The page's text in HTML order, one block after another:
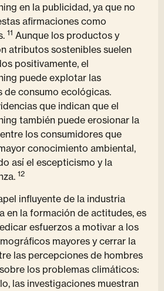
en la publicidad, ya que no
afirmaciones como
11 Aunque los productos y
atributos sostenibles suelen
positivamente, el
puede explotar las
de consumo ecológicas.
que indican que el
también puede erosionar la
los consumidores que
conocimiento ambiental,
así el escepticismo y la
12
influyente de la industria
en la formación de actitudes, es
esfuerzos a motivar a los
mayores y cerrar la
las percepciones de hombres
los problemas climáticos:
las investigaciones muestran